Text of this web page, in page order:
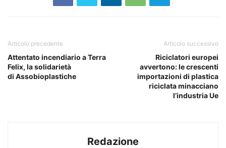
Articolo precedente
Attentato incendiario a Terra
Felix, la solidarietà
di Assobioplastiche
Articolo successivo
Riciclatori europei
avvertono: le crescenti
importazioni di plastica
riciclata minacciano
l’industria Ue
Redazione